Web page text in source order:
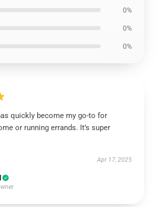
0%
0%
0%
quickly become my go-to for
or running errands. It’s super
Apr 17, 2025